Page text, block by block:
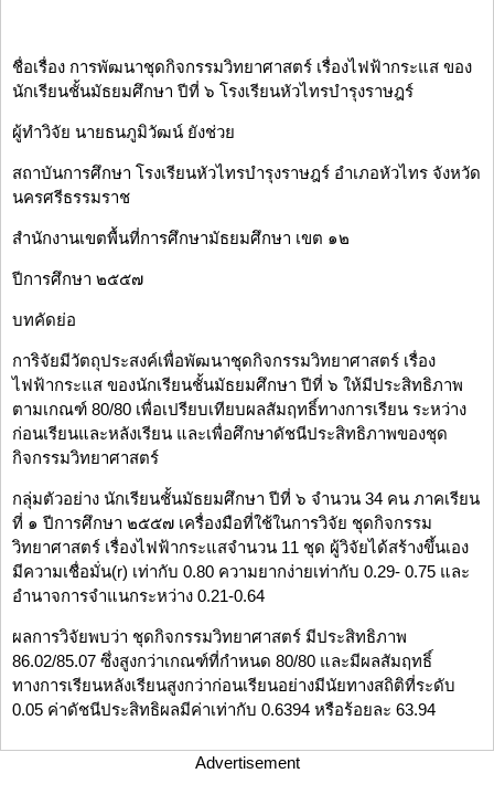
ชื่อเรื่อง การพัฒนาชุดกิจกรรมวิทยาศาสตร์ เรื่องไฟฟ้ากระแส ของ
นักเรียนชั้นมัธยมศึกษา ปีที่ ๖ โรงเรียนหัวไทรบำรุงราษฎร์
ผู้ทำวิจัย นายธนภูมิวัฒน์ ยังช่วย
สถาบันการศึกษา โรงเรียนหัวไทรบำรุงราษฎร์ อำเภอหัวไทร จังหวัด
นครศรีธรรมราช
สำนักงานเขตพื้นที่การศึกษามัธยมศึกษา เขต ๑๒
ปีการศึกษา ๒๕๕๗
บทคัดย่อ
การิจัยมีวัตถุประสงค์เพื่อพัฒนาชุดกิจกรรมวิทยาศาสตร์ เรื่อง
ไฟฟ้ากระแส ของนักเรียนชั้นมัธยมศึกษา ปีที่ ๖ ให้มีประสิทธิภาพ
ตามเกณฑ์ 80/80 เพื่อเปรียบเทียบผลสัมฤทธิ์ทางการเรียน ระหว่าง
ก่อนเรียนและหลังเรียน และเพื่อศึกษาดัชนีประสิทธิภาพของชุด
กิจกรรมวิทยาศาสตร์
กลุ่มตัวอย่าง นักเรียนชั้นมัธยมศึกษา ปีที่ ๖ จำนวน 34 คน ภาคเรียน
ที่ ๑ ปีการศึกษา ๒๕๕๗ เครื่องมือที่ใช้ในการวิจัย ชุดกิจกรรม
วิทยาศาสตร์ เรื่องไฟฟ้ากระแสจำนวน 11 ชุด ผู้วิจัยได้สร้างขึ้นเอง
มีความเชื่อมั่น(r) เท่ากับ 0.80 ความยากง่ายเท่ากับ 0.29- 0.75 และ
อำนาจการจำแนกระหว่าง 0.21-0.64
ผลการวิจัยพบว่า ชุดกิจกรรมวิทยาศาสตร์ มีประสิทธิภาพ
86.02/85.07 ซึ่งสูงกว่าเกณฑ์ที่กำหนด 80/80 และมีผลสัมฤทธิ์
ทางการเรียนหลังเรียนสูงกว่าก่อนเรียนอย่างมีนัยทางสถิติที่ระดับ
0.05 ค่าดัชนีประสิทธิผลมีค่าเท่ากับ 0.6394 หรือร้อยละ 63.94
Advertisement